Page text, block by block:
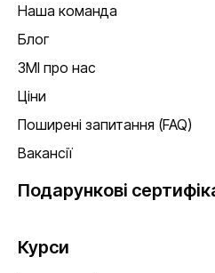
Наша команда
Блог
ЗМІ про нас
Ціни
Поширені запитання (FAQ)
Вакансії
Подарункові
Курси